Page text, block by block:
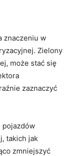
znaczeniu w
Zielony
może stać​ się
​zaznaczyć
pojazdów
takich jak
zmniejszyć